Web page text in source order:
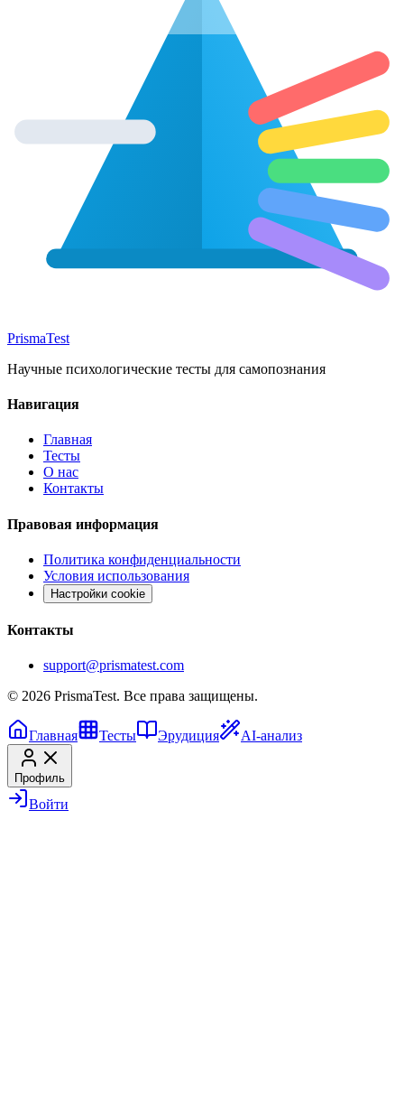
PrismaTest
Научные психологические тесты для самопознания
Навигация
Главная
Тесты
О нас
Контакты
Правовая информация
Политика конфиденциальности
Условия использования
Настройки cookie
Контакты
support@prismatest.com
© 2026 PrismaTest. Все права защищены.
Главная Тесты Эрудиция AI-анализ
Профиль
Войти